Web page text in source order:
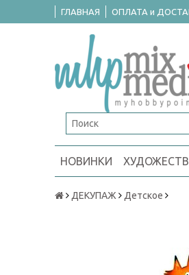
ГЛАВНАЯ ОПЛАТА и
НОВИНКИ
ДЕКУПАЖ Детское